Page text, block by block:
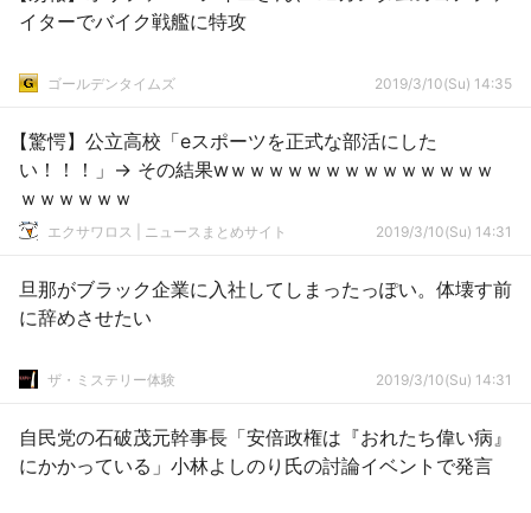
イターでバイク戦艦に特攻
ゴールデンタイムズ 2019/3/10(Su) 14:35
【驚愕】公立高校「eスポーツを正式な部活にした
い！！！」→ その結果wｗｗｗｗｗｗｗｗｗｗｗｗｗｗ
ｗｗｗｗｗｗ
エクサワロス | ニュースまとめサイト 2019/3/10(Su) 14:31
旦那がブラック企業に入社してしまったっぽい。体壊す前
に辞めさせたい
ザ・ミステリー体験 2019/3/10(Su) 14:31
自民党の石破茂元幹事長「安倍政権は『おれたち偉い病』
にかかっている」小林よしのり氏の討論イベントで発言